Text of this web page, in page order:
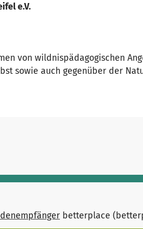
e.V.
von wildnispädagogischen
sowie auch gegenüber der
betterplace